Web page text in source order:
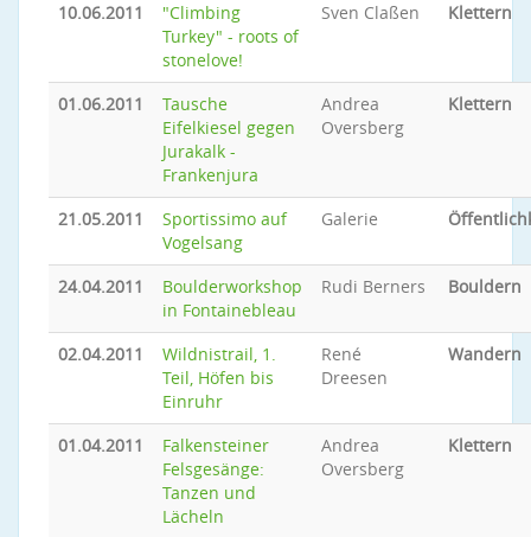
10.06.2011
"Climbing
Turkey" - roots of
stonelove!
Sven Claßen Klettern
01.06.2011
Tausche
Eifelkiesel gegen
Jurakalk -
Frankenjura
Andrea
Oversberg
Klettern
21.05.2011
Sportissimo auf
Vogelsang
Galerie
24.04.2011
Boulderworkshop
in Fontainebleau
Rudi Berners Bouldern
02.04.2011
Wildnistrail, 1.
Teil, Höfen bis
Einruhr
René
Dreesen
Wandern
01.04.2011
Falkensteiner
Felsgesänge:
Tanzen und
Lächeln
Andrea
Oversberg
Klettern